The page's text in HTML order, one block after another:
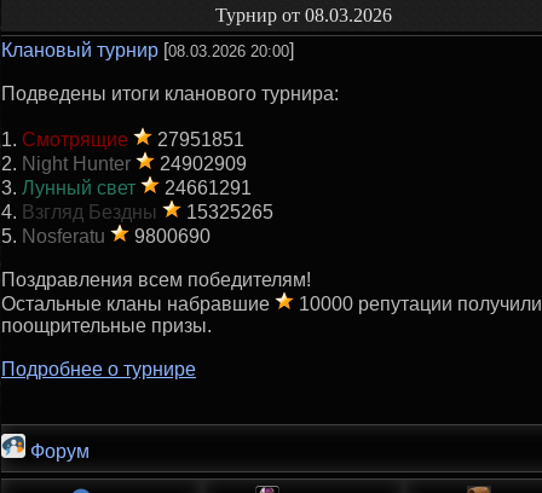
Турнир от 08.03.2026
Клановый турнир [08.03.2026 20:00]
Подведены итоги кланового турнира:
1. Смотрящие
27951851
2. Night Hunter
24902909
3. Лунный свет
24661291
4. Взгляд Бездны
15325265
5. Nosferatu 9800690
Поздравления всем победителям!
Остальные кланы набравшие
10000 репутации получили
поощрительные призы.
Подробнее о турнире
Форум